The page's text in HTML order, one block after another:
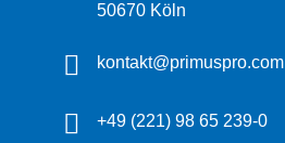
50670 Köln
kontakt@primuspro.com
+49 (221) 98 65 239-0